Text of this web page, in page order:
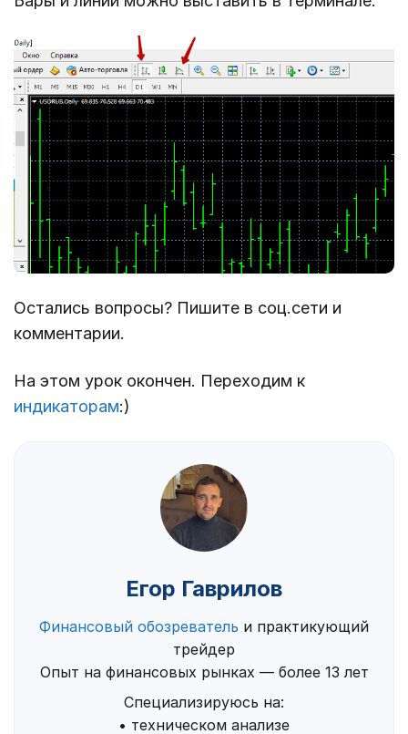
Остались вопросы? Пишите в соц.сети и
комментарии.
На этом урок окончен. Переходим к
индикаторам:)
Егор Гаврилов
Финансовый обозреватель и практикующий
трейдер
Опыт на финансовых рынках — более 13 лет
Специализируюсь на:
• техническом анализе